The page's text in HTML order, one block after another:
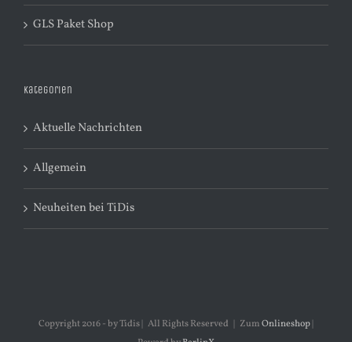
GLS Paket Shop
Kategorien
Aktuelle Nachrichten
Allgemein
Neuheiten bei TiDis
Copyright 2016 - by Tidis | All Rights Reserved | ZumOnlineshop